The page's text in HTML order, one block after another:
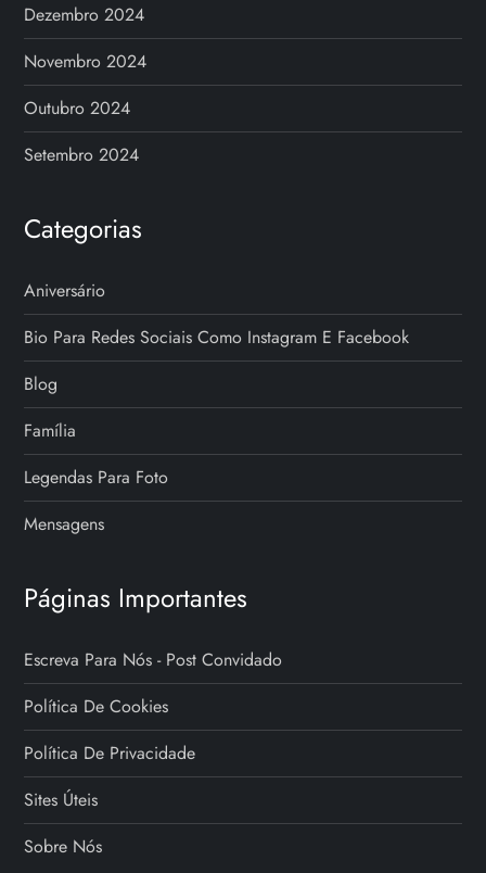
Dezembro 2024
Novembro 2024
Outubro 2024
Setembro 2024
Categorias
Aniversário
Bio Para Redes Sociais Como Instagram E Facebook
Blog
Família
Legendas Para Foto
Mensagens
Páginas Importantes
Escreva Para Nós - Post Convidado
Política De Cookies
Política De Privacidade
Sites Úteis
Sobre Nós